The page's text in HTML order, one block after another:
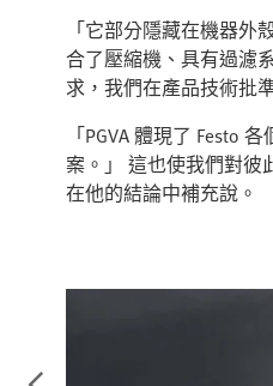
「它部分隱藏在機器外
合了壓縮機、具有過濾
求，我們在產品技術批
「PGVA 體現了 Festo
案。」 這也使我們對彼
在他的結論中補充說。